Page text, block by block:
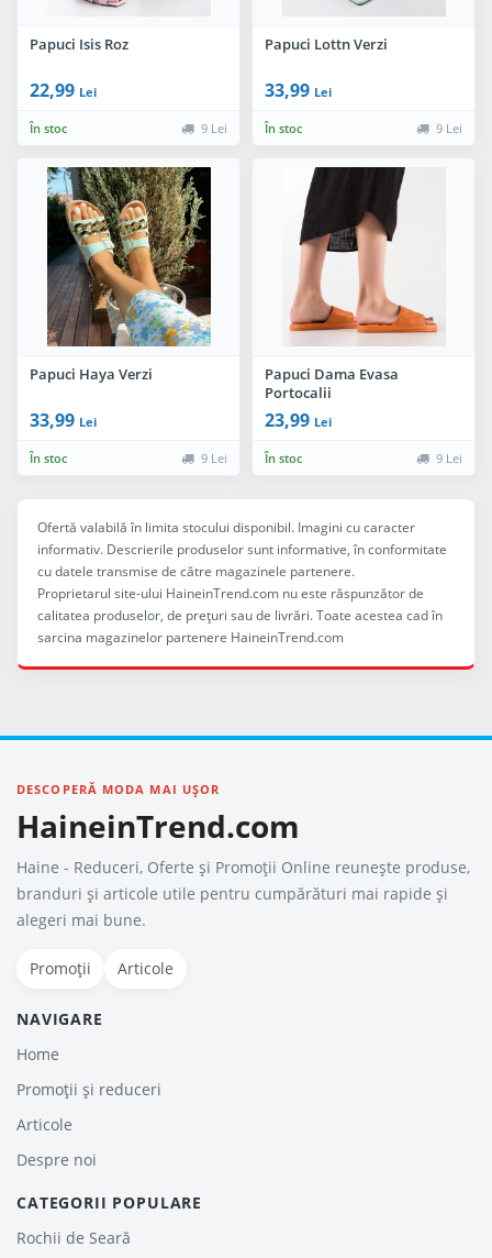
Papuci Isis Roz
22,99 Lei
În stoc 9 Lei
Papuci Lottn Verzi
33,99 Lei
În stoc 9 Lei
Papuci Haya Verzi
33,99 Lei
În stoc 9 Lei
Papuci Dama Evasa
Portocalii
23,99 Lei
În stoc 9 Lei
Ofertă valabilă în limita stocului disponibil. Imagini cu caracter
informativ. Descrierile produselor sunt informative, în conformitate
cu datele transmise de către magazinele partenere.
Proprietarul site-ului HaineinTrend.com nu este răspunzător de
calitatea produselor, de preţuri sau de livrări. Toate acestea cad în
sarcina magazinelor partenere HaineinTrend.com
DESCOPERĂ MODA MAI UȘOR
HaineinTrend.com
Haine - Reduceri, Oferte şi Promoţii Online reunește produse,
branduri și articole utile pentru cumpărături mai rapide și
alegeri mai bune.
Promoții Articole
NAVIGARE
Home
Promoții și reduceri
Articole
Despre noi
CATEGORII POPULARE
Rochii de Seară